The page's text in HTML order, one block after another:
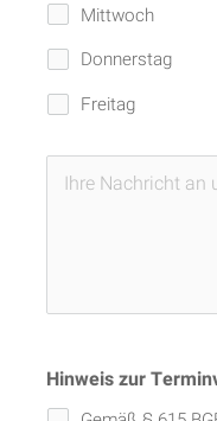
Mittwoch
Donnerstag
Freitag
Hinweis zur